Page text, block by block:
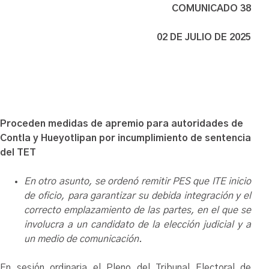
COMUNICADO 38
02 DE JULIO DE 2025
Proceden medidas de apremio para autoridades de
Contla y Hueyotlipan por incumplimiento de sentencia
del TET
En otro asunto, se ordenó remitir PES que ITE inicio
de oficio, para garantizar su debida integración y el
correcto emplazamiento de las partes, en el que se
involucra a un candidato de la elección judicial y a
un medio de comunicación.